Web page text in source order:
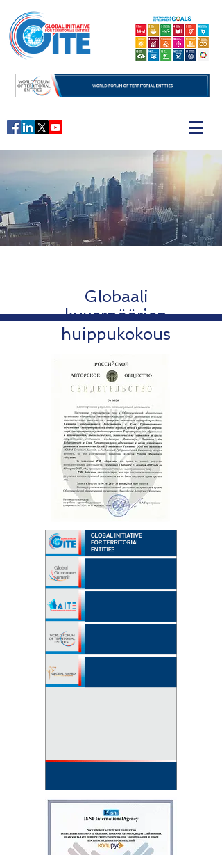
Globaali
kuvernöörien
huippukokous